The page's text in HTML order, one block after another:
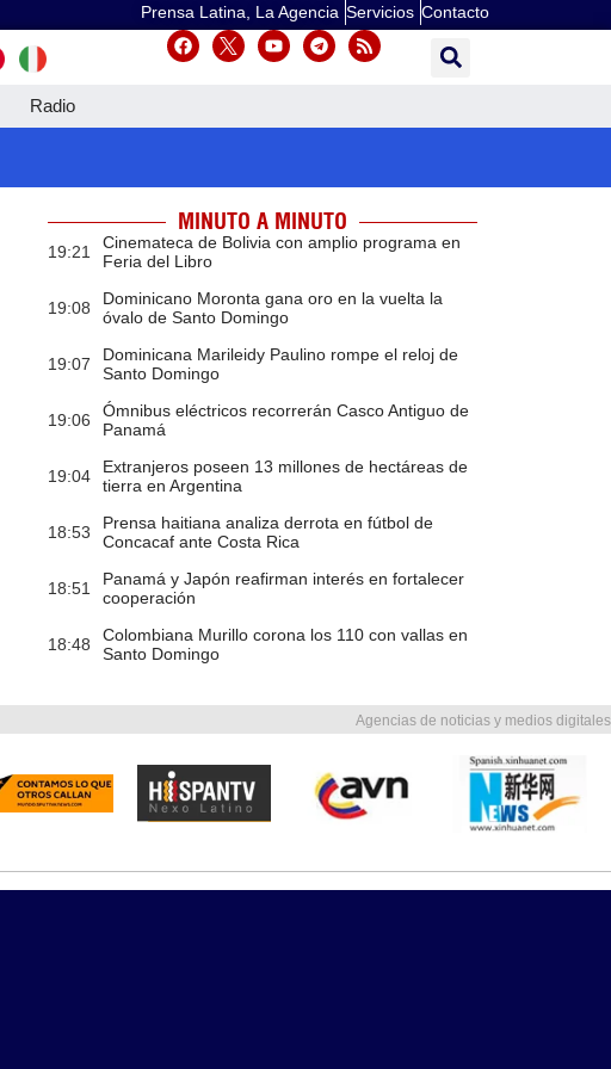
Prensa Latina, La Agencia Servicios Contacto
Radio
MINUTO A MINUTO
19:21
Cinemateca de Bolivia con amplio programa en
Feria del Libro
19:08
Dominicano Moronta gana oro en la vuelta la
óvalo de Santo Domingo
19:07
Dominicana Marileidy Paulino rompe el reloj de
Santo Domingo
19:06
Ómnibus eléctricos recorrerán Casco Antiguo de
Panamá
19:04
Extranjeros poseen 13 millones de hectáreas de
tierra en Argentina
18:53
Prensa haitiana analiza derrota en fútbol de
Concacaf ante Costa Rica
18:51
Panamá y Japón reafirman interés en fortalecer
cooperación
18:48
Colombiana Murillo corona los 110 con vallas en
Santo Domingo
Agencias de noticias y medios digitales